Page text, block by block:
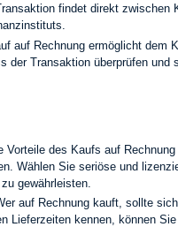
findet direkt zwischen
auf Rechnung ermöglicht dem
der Transaktion überprüfen
Vorteile des Kaufs auf
Wählen Sie seriöse und
gewährleisten.
auf Rechnung kauft, sollte
Lieferzeiten kennen, können